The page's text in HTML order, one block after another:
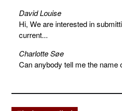
David Louise
Hi, We are interested in
current...
Charlotte Søe
Can anybody tell me the name